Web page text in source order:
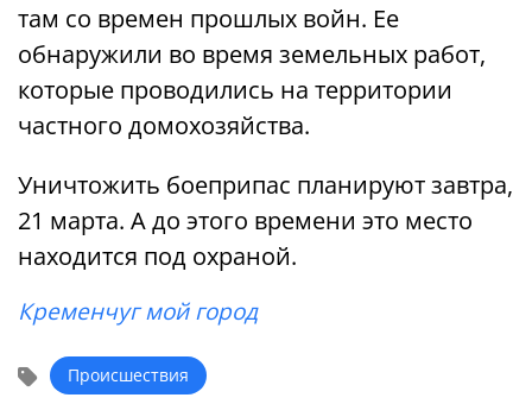
там со времен прошлых войн. Ее
обнаружили во время земельных работ,
которые проводились на территории
частного домохозяйства.
Уничтожить боеприпас планируют завтра,
21 марта. А до этого времени это место
находится под охраной.
Кременчуг мой город
Происшествия